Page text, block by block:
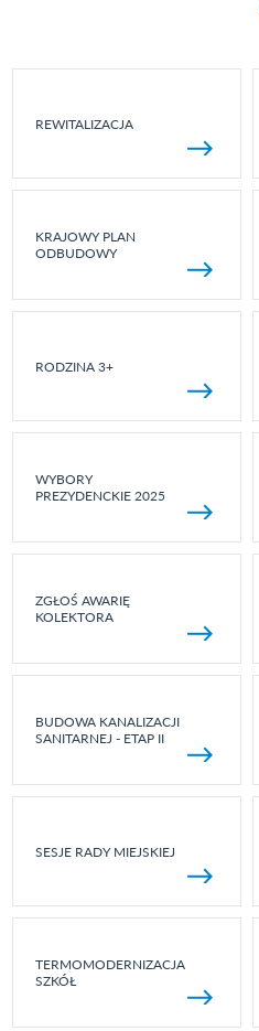
REWITALIZACJA
KRAJOWY PLAN
ODBUDOWY
RODZINA 3+
WYBORY
PREZYDENCKIE 2025
ZGŁOŚ AWARIĘ
KOLEKTORA
BUDOWA KANALIZACJI
SANITARNEJ - ETAP II
SESJE RADY MIEJSKIEJ
TERMOMODERNIZACJA
SZKÓŁ